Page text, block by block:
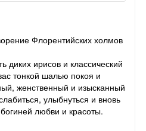
Флорентийских холмов
диких ирисов и классический
тонкой шалью покоя и
женственный и изысканный
улыбнуться и вновь
любви и красоты.